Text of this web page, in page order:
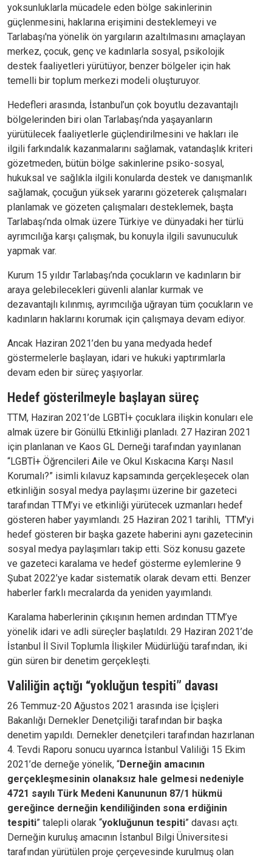
yoksunluklarla mücadele eden bölge sakinlerinin
güçlenmesini, haklarına erişimini desteklemeyi ve
Tarlabaşı'na yönelik ön yargıların azaltılmasını amaçlayan
merkez, çocuk, genç ve kadınlarla sosyal, psikolojik
destek faaliyetleri yürütüyor, benzer bölgeler için hak
temelli bir toplum merkezi modeli oluşturuyor.
Hedefleri arasında, İstanbul’un çok boyutlu dezavantajlı
bölgelerinden biri olan Tarlabaşı’nda yaşayanların
yürütülecek faaliyetlerle güçlendirilmesini ve hakları ile
ilgili farkındalık kazanmalarını sağlamak, vatandaşlık kriteri
gözetmeden, bütün bölge sakinlerine psiko-sosyal,
hukuksal ve sağlıkla ilgili konularda destek ve danışmanlık
sağlamak, çocuğun yüksek yararını gözeterek çalışmaları
planlamak ve gözeten çalışmaları desteklemek, başta
Tarlabaşı’nda olmak üzere Türkiye ve dünyadaki her türlü
ayrımcılığa karşı çalışmak, bu konuyla ilgili savunuculuk
yapmak var.
Kurum 15 yıldır Tarlabaşı’nda çocukların ve kadınların bir
araya gelebilecekleri güvenli alanlar kurmak ve
dezavantajlı kılınmış, ayrımcılığa uğrayan tüm çocukların ve
kadınların haklarını korumak için çalışmaya devam ediyor.
Ancak Haziran 2021’den bu yana medyada hedef
göstermelerle başlayan, idari ve hukuki yaptırımlarla
devam eden bir süreç yaşıyorlar.
Hedef gösterilmeyle başlayan süreç
TTM, Haziran 2021’de LGBTİ+ çocuklara ilişkin konuları ele
almak üzere bir Gönüllü Etkinliği planladı. 27 Haziran 2021
için planlanan ve Kaos GL Derneği tarafından yayınlanan
“LGBTİ+ Öğrencileri Aile ve Okul Kıskacına Karşı Nasıl
Korumalı?” isimli kılavuz kapsamında gerçekleşecek olan
etkinliğin sosyal medya paylaşımı üzerine bir gazeteci
tarafından TTM’yi ve etkinliği yürütecek uzmanları hedef
gösteren haber yayımlandı. 25 Haziran 2021 tarihli, TTM'yi
hedef gösteren bir başka gazete haberini aynı gazetecinin
sosyal medya paylaşımları takip etti. Söz konusu gazete
ve gazeteci karalama ve hedef gösterme eylemlerine 9
Şubat 2022’ye kadar sistematik olarak devam etti. Benzer
haberler farklı mecralarda da yeniden yayımlandı.
Karalama haberlerinin çıkışının hemen ardından TTM’ye
yönelik idari ve adli süreçler başlatıldı. 29 Haziran 2021’de
İstanbul İl Sivil Toplumla İlişkiler Müdürlüğü tarafından, iki
gün süren bir denetim gerçekleşti.
Valiliğin açtığı “yokluğun tespiti” davası
26 Temmuz-20 Ağustos 2021 arasında ise İçişleri
Bakanlığı Dernekler Denetçiliği tarafından bir başka
denetim yapıldı. Dernekler denetçileri tarafından hazırlanan
4. Tevdi Raporu sonucu uyarınca İstanbul Valiliği 15 Ekim
2021’de derneğe yönelik, “Derneğin amacının
gerçekleşmesinin olanaksız hale gelmesi nedeniyle
4721 sayılı Türk Medeni Kanununun 87/1 hükmü
gereğince derneğin kendiliğinden sona erdiğinin
tespiti” talepli olarak “yokluğunun tespiti” davası açtı.
Derneğin kuruluş amacının İstanbul Bilgi Üniversitesi
tarafından yürütülen proje çerçevesinde kurulmuş olan